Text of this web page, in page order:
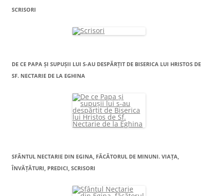
SCRISORI
DE CE PAPA ŞI SUPUŞII LUI S-AU DESPĂRŢIT DE BISERICA LUI HRISTOS DE
SF. NECTARIE DE LA EGHINA
SFÂNTUL NECTARIE DIN EGINA, FĂCĂTORUL DE MINUNI. VIAŢA,
ÎNVĂŢĂTURI, PREDICI, SCRISORI